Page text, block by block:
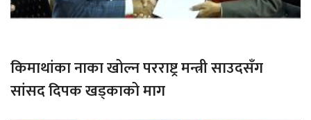
किमाथांका नाका खोल्न परराष्ट्र मन्त्री साउदसँग
सांसद दिपक खड्काको माग